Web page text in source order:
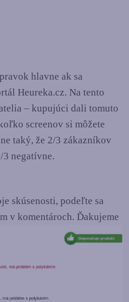
hlavne ak sa
Heureka.cz. Na tento
– kupujúci dali tomuto
screenov si môžete
taký, že 2/3 zákazníkov
negatívne.
skúsenosti, podeľte sa
v komentároch. Ďakujeme